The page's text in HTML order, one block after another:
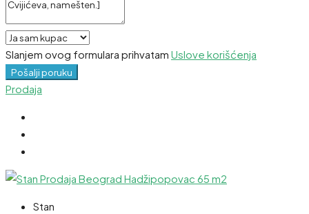
Slanjem ovog formulara prihvatam Uslove korišćenja
Pošalji poruku
Prodaja
Stan